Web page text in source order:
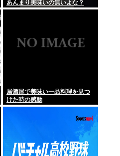
あんまり美味いの無いよな？
居酒屋で美味い一品料理を見つ
けた時の感動